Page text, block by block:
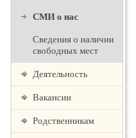
СМИ о нас
Сведения о наличии
свободных мест
Деятельность
Вакансии
Родственникам